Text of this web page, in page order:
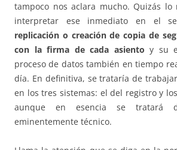
tampoco nos aclara mucho. Quizás lo
interpretar ese inmediato en el
replicación o creación de copia de
con la firma de cada asiento y su
proceso de datos también en tiempo
día. En definitiva, se trataría de trabajar
en los tres sistemas: el del registro y
aunque en esencia se tratará
eminentemente técnico.